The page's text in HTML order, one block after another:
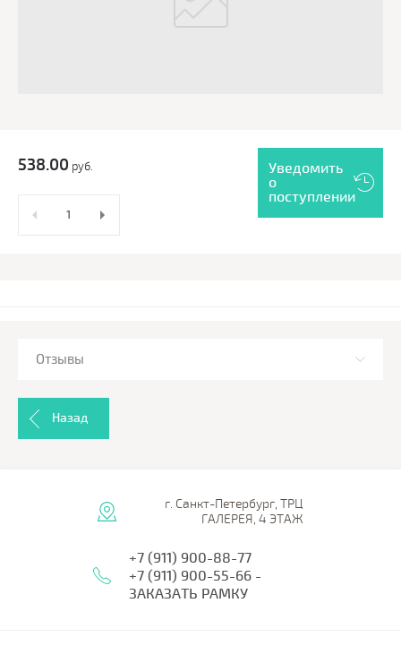
538.00 руб.
Уведомить
о
поступлении
Отзывы
Назад
г. Санкт-Петербург, ТРЦ
ГАЛЕРЕЯ, 4 ЭТАЖ
+7 (911) 900-88-77
+7 (911) 900-55-66 -
ЗАКАЗАТЬ РАМКУ